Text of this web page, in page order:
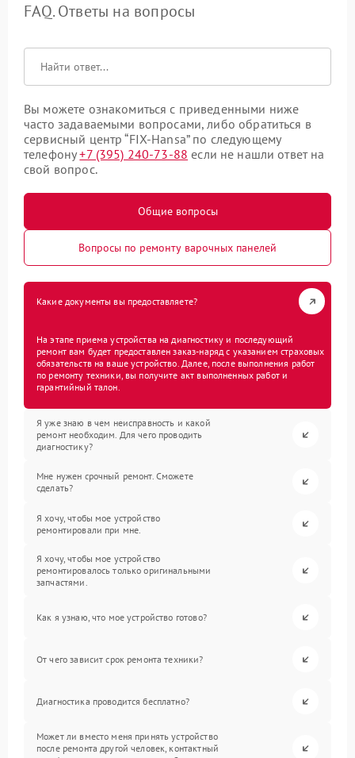
FAQ. Ответы на вопросы
Вы можете ознакомиться с приведенными ниже
часто задаваемыми вопросами, либо обратиться в
сервисный центр “FIX-Hansa” по следующему
телефону+7 (395) 240-73-88 если не нашли ответ на
свой вопрос.
Общие вопросы
Вопросы по ремонту варочных панелей
Какие документы вы предоставляете?
На этапе приема устройства на диагностику и последующий
ремонт вам будет предоставлен заказ-наряд с указанием страховых
обязательств на ваше устройство. Далее, после выполнения работ
по ремонту техники, вы получите акт выполненных работ и
гарантийный талон.
Я уже знаю в чем неисправность и какой
ремонт необходим. Для чего проводить
диагностику?
Мне нужен срочный ремонт. Сможете
сделать?
Я хочу, чтобы мое устройство
ремонтировали при мне.
Я хочу, чтобы мое устройство
ремонтировалось только оригинальными
запчастями.
Как я узнаю, что мое устройство готово?
От чего зависит срок ремонта техники?
Диагностика проводится бесплатно?
Может ли вместо меня принять устройство
после ремонта другой человек, контактный